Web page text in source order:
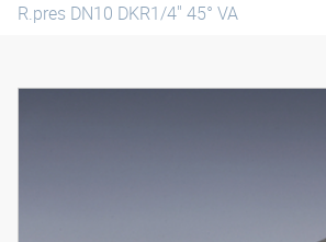
R.pres DN10 DKR1/4" 45° VA